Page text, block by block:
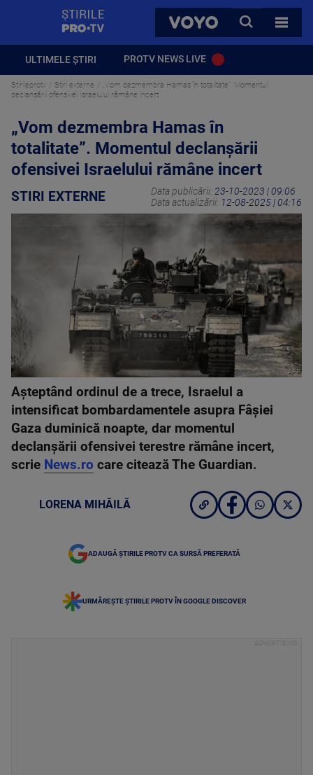
VOYO
CAUTA
TOATE
ULTIMELE ȘTIRI PROTV NEWS LIVE
Stirileprotv Stiri externe
„Vom dezmembra Hamas în totalitate”. Momentul
declanșării ofensivei Israelului rămâne incert
„Vom dezmembra Hamas în
totalitate”. Momentul declanșării
ofensivei Israelului rămâne incert
STIRI EXTERNE Data publicării: 23-10-2023 | 09:06
Data actualizării: 12-08-2025 | 04:16
AFP
Așteptând ordinul de a trece, Israelul a
intensificat bombardamentele asupra Fâșiei
Gaza duminică noapte, dar momentul
declanșării ofensivei terestre rămâne incert,
scrie News.ro care citează The Guardian.
LORENA MIHĂILĂ
ADAUGĂ ȘTIRILE PROTV CA SURSĂ PREFERATĂ
URMĂREȘTE ȘTIRILE PROTV ÎN GOOGLE DISCOVER